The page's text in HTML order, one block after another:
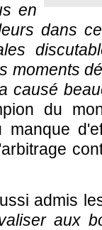
en
dans
moments
causé
du
manque
admis
aux